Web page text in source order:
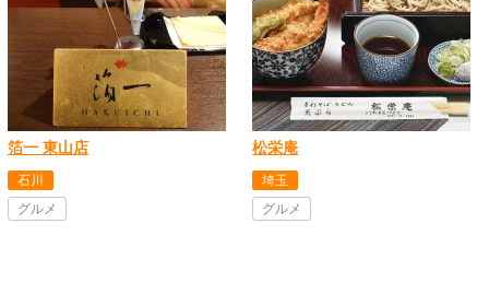
箔一 東山店
石川
グルメ
松栄庵
埼玉
グルメ